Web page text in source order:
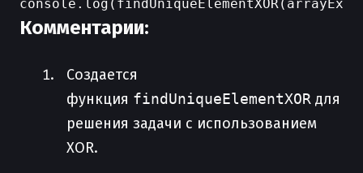
Комментарии:
Создается
функция findUniqueElementXOR для
решения задачи с использованием
XOR.